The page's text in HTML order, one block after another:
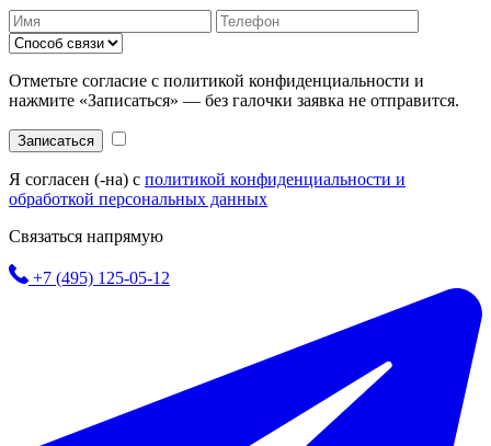
Отметьте согласие с политикой конфиденциальности и
нажмите «Записаться» — без галочки заявка не отправится.
Записаться
Я согласен (-на) с политикой конфиденциальности и
обработкой персональных данных
Связаться напрямую
+7 (495) 125-05-12